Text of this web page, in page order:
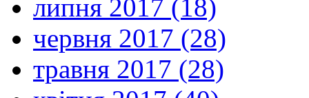
липня 2017 (18)
червня 2017 (28)
травня 2017 (28)